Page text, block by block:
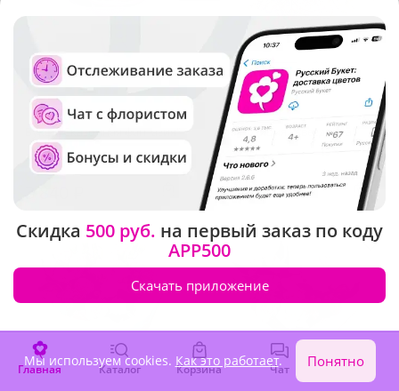
5(76)
Букет "Сказочная фантазия"
В наличии
4.9 (453)
Композиция "Звездочка"
В наличии
3 320 ₽
Главная Каталог Корзина Чат Войти
Скидка 500 руб. на первый заказ по коду
APP500
Скачать приложение
Мы используем cookies. Как это работает. Понятно